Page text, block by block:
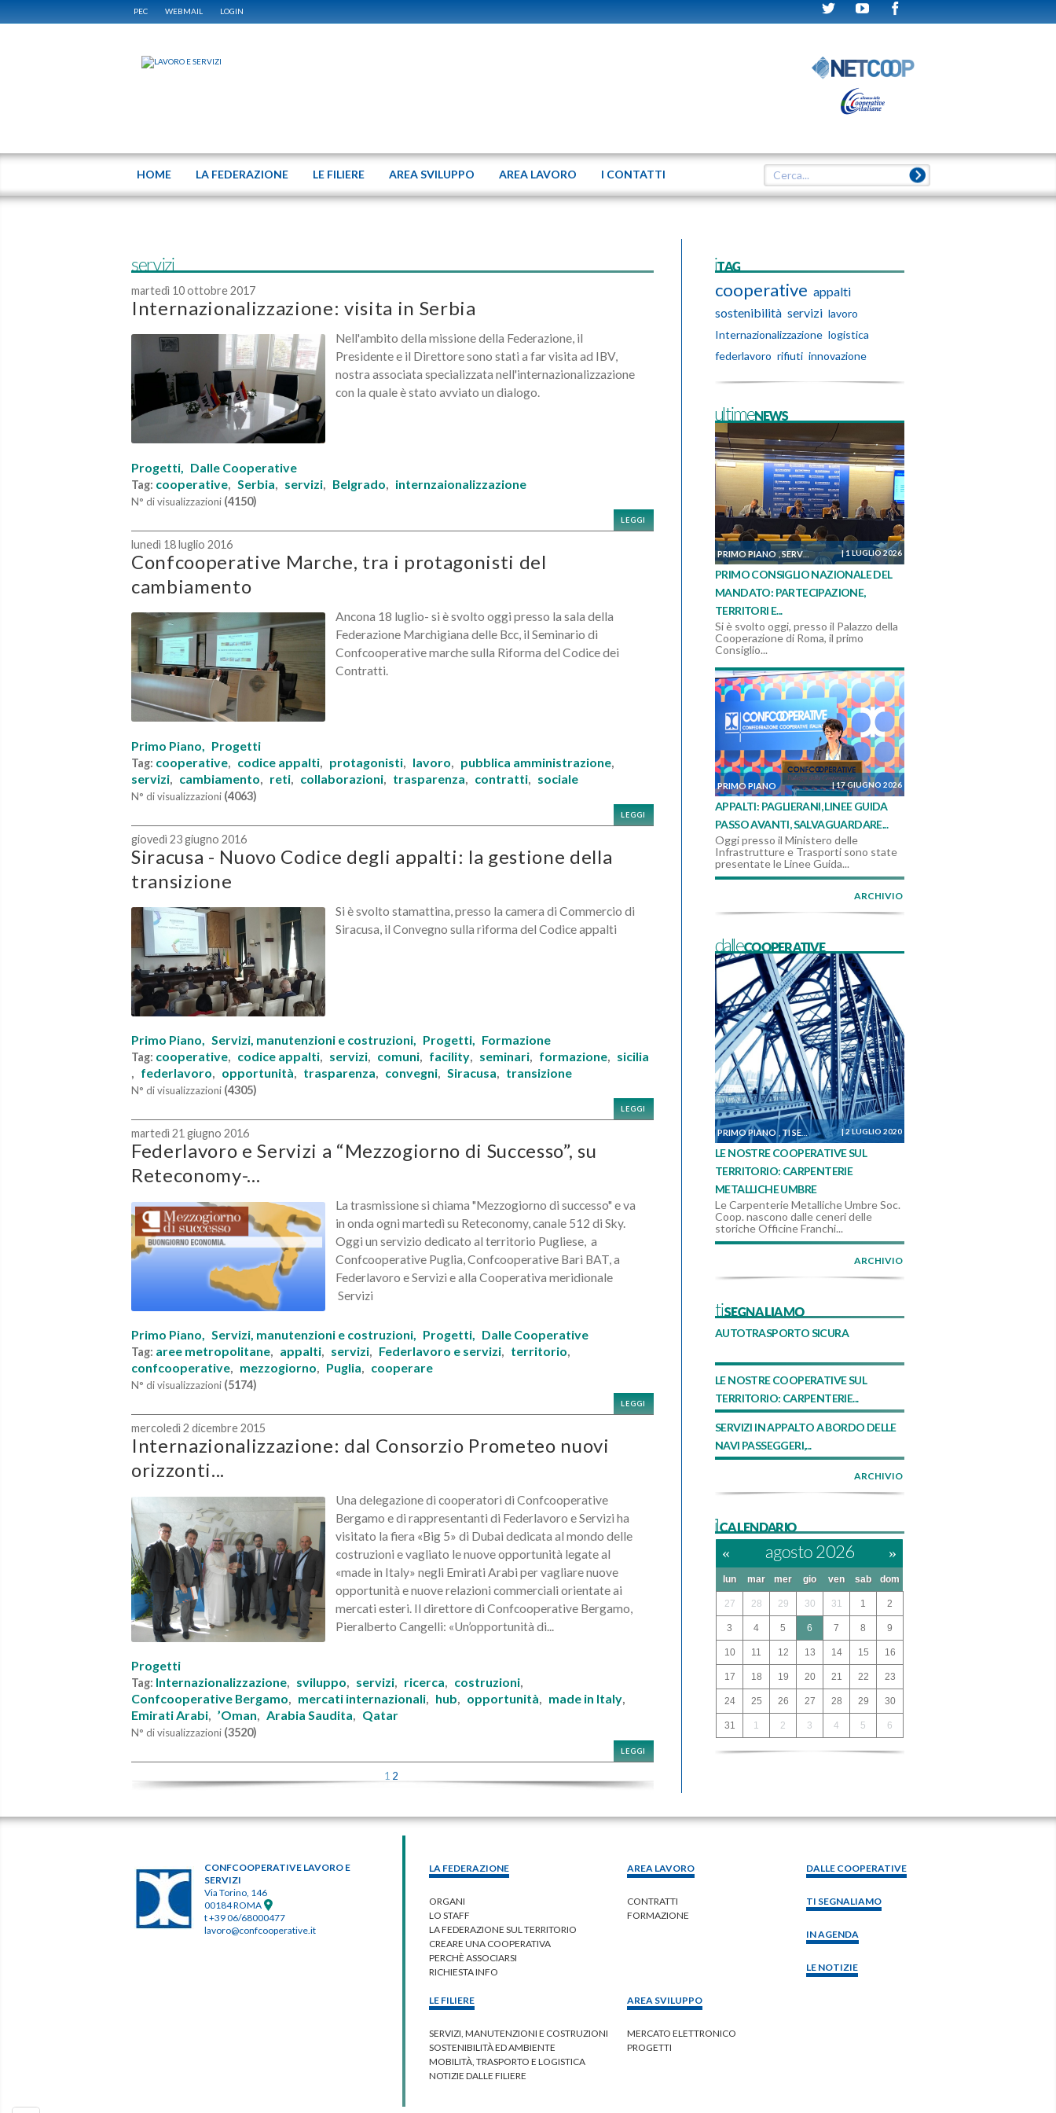
PEC WEBMAIL LOGIN
HOME LA FEDERAZIONE LE FILIERE AREA SVILUPPO AREA LAVORO I CONTATTI
servizi
martedì 10 ottobre 2017
Internazionalizzazione: visita in Serbia
Nell'ambito della missione della Federazione, il
Presidente e il Direttore sono stati a far visita ad IBV,
nostra associata specializzata nell'internazionalizzazione
con la quale è stato avviato un dialogo.
Progetti, Dalle Cooperative
Tag: cooperative,Serbia, servizi, Belgrado, internzaionalizzazione
N° di visualizzazioni (4150)
LEGGI
lunedì 18 luglio 2016
Confcooperative Marche, tra i protagonisti del
cambiamento
Ancona 18 luglio- si è svolto oggi presso la sala della
Federazione Marchigiana delle Bcc, il Seminario di
Confcooperative marche sulla Riforma del Codice dei
Contratti.
Primo Piano, Progetti
Tag: cooperative, codice appalti, protagonisti, lavoro, pubblica amministrazione,
servizi, cambiamento, reti, collaborazioni, trasparenza, contratti, sociale
N° di visualizzazioni (4063)
LEGGI
giovedì 23 giugno 2016
Siracusa - Nuovo Codice degli appalti: la gestione della
transizione
Si è svolto stamattina, presso la camera di Commercio di
Siracusa, il Convegno sulla riforma del Codice appalti
Primo Piano, Servizi, manutenzioni e costruzioni, Progetti, Formazione
Tag: cooperative, codice appalti, servizi, comuni, facility, seminari, formazione, sicilia
, federlavoro, opportunità, trasparenza, convegni,Siracusa, transizione
N° di visualizzazioni (4305)
LEGGI
martedì 21 giugno 2016
Federlavoro e Servizi a “Mezzogiorno di Successo”, su
Reteconomy-...
La trasmissione si chiama "Mezzogiorno di successo" e va
in onda ogni martedì su Reteconomy, canale 512 di Sky.
Oggi un servizio dedicato al territorio Pugliese, a
Confcooperative Puglia, Confcooperative Bari BAT, a
Federlavoro e Servizi e alla Cooperativa meridionale
Servizi
Primo Piano, Servizi, manutenzioni e costruzioni, Progetti, Dalle Cooperative
Tag: aree metropolitane, appalti, servizi, Federlavoro e servizi, territorio,
confcooperative, mezzogiorno, Puglia, cooperare
N° di visualizzazioni (5174)
LEGGI
mercoledì 2 dicembre 2015
Internazionalizzazione: dal Consorzio Prometeo nuovi
orizzonti...
Una delegazione di cooperatori di Confcooperative
Bergamo e di rappresentanti di Federlavoro e Servizi ha
visitato la fiera «Big 5» di Dubai dedicata al mondo delle
costruzioni e vagliato le nuove opportunità legate al
«made in Italy» negli Emirati Arabi per vagliare nuove
opportunità e nuove relazioni commerciali orientate ai
mercati esteri. Il direttore di Confcooperative Bergamo,
Pieralberto Cangelli: «Un’opportunità di...
Progetti
Tag: Internazionalizzazione, sviluppo, servizi, ricerca, costruzioni,
Confcooperative Bergamo, mercati internazionali, hub, opportunità, made in Italy,
Emirati Arabi,’Oman,Arabia Saudita, Qatar
N° di visualizzazioni (3520)
LEGGI
1 2
iTAG
cooperative appalti
sostenibilità servizi lavoro
Internazionalizzazione logistica
federlavoro rifiuti innovazione
ultimeNEWS
PRIMO PIANO ,SERVIZI, MANUTENZIONI E COSTRUZIONI |1 LUGLIO 2026
PRIMO CONSIGLIO NAZIONALE DEL
MANDATO: PARTECIPAZIONE,
TERRITORI E...
Si è svolto oggi, presso il Palazzo della
Cooperazione di Roma, il primo
Consiglio...
PRIMO PIANO |17 GIUGNO 2026
APPALTI: PAGLIERANI, LINEE GUIDA
PASSO AVANTI, SALVAGUARDARE...
Oggi presso il Ministero delle
Infrastrutture e Trasporti sono state
presentate le Linee Guida...
ARCHIVIO
dalleCOOPERATIVE
PRIMO PIANO TI SEGNALIAMO ,DALLE COOPERATIVE
|2 LUGLIO 2020
LE NOSTRE COOPERATIVE SUL
TERRITORIO: CARPENTERIE
METALLICHE UMBRE
Le Carpenterie Metalliche Umbre Soc.
Coop. nascono dalle ceneri delle
storiche Officine Franchi...
ARCHIVIO
tiSEGNALIAMO
AUTOTRASPORTO SICURA
LE NOSTRE COOPERATIVE SUL
TERRITORIO: CARPENTERIE...
SERVIZI IN APPALTO A BORDO DELLE
NAVI PASSEGGERI,...
ARCHIVIO
ilCALENDARIO
« agosto 2026 »
lun mar mer gio ven sab dom
27 28 29 30 31 1 2
3 4 5 6 7 8 9
10 11 12 13 14 15 16
17 18 19 20 21 22 23
24 25 26 27 28 29 30
31 1 2 3 4 5 6
LA FEDERAZIONE
ORGANI
LO STAFF
LA FEDERAZIONE SUL TERRITORIO
CREARE UNA COOPERATIVA
PERCHÈ ASSOCIARSI
RICHIESTA INFO
LE FILIERE
SERVIZI, MANUTENZIONI E COSTRUZIONI
SOSTENIBILITÀ ED AMBIENTE
MOBILITÀ, TRASPORTO E LOGISTICA
NOTIZIE DALLE FILIERE
AREA SVILUPPO
MERCATO ELETTRONICO
PROGETTI
AREA LAVORO
CONTRATTI
FORMAZIONE
DALLE COOPERATIVE
TI SEGNALIAMO
IN AGENDA
LE NOTIZIE
CONFCOOPERATIVE LAVORO E
SERVIZI
Via Torino, 146
00184 ROMA
t +39 06/68000477
lavoro@confcooperative.it